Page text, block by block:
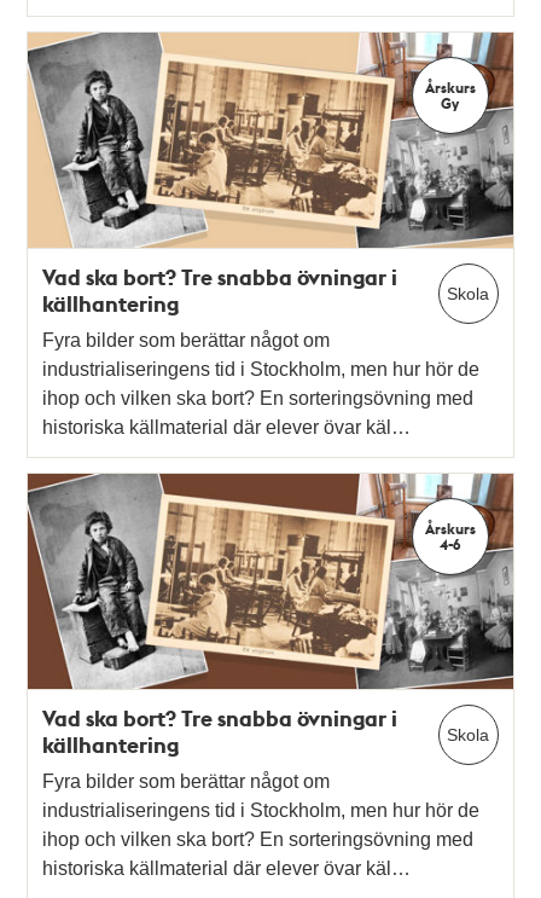
Årskurs
Gy
Skola
Vad ska bort? Tre snabba övningar i
källhantering
Fyra bilder som berättar något om
industrialiseringens tid i Stockholm, men hur hör de
ihop och vilken ska bort? En sorteringsövning med
historiska källmaterial där elever övar käl…
Årskurs
4-6
Skola
Vad ska bort? Tre snabba övningar i
källhantering
Fyra bilder som berättar något om
industrialiseringens tid i Stockholm, men hur hör de
ihop och vilken ska bort? En sorteringsövning med
historiska källmaterial där elever övar käl…